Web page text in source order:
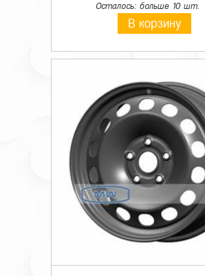
Осталось: больше 10 шт.
В корзину